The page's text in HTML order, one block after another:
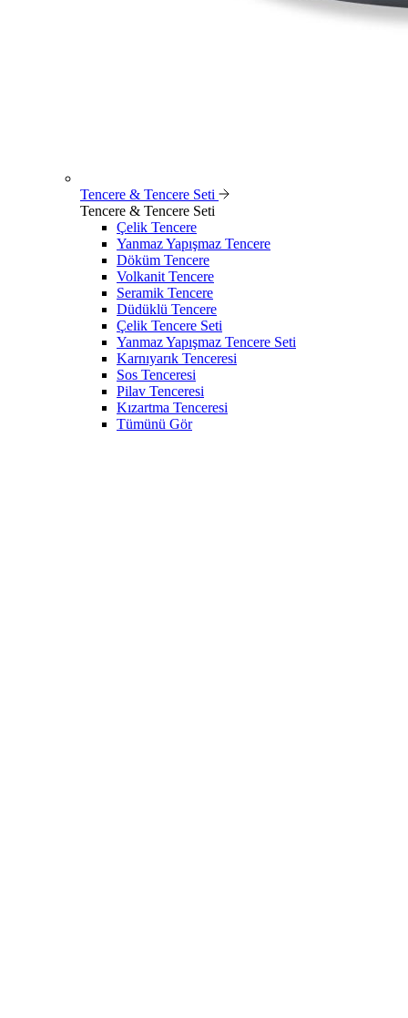
Tencere & Tencere Seti
Tencere & Tencere Seti
Çelik Tencere
Yanmaz Yapışmaz Tencere
Döküm Tencere
Volkanit Tencere
Seramik Tencere
Düdüklü Tencere
Çelik Tencere Seti
Yanmaz Yapışmaz Tencere Seti
Karnıyarık Tenceresi
Sos Tenceresi
Pilav Tenceresi
Kızartma Tenceresi
Tümünü Gör